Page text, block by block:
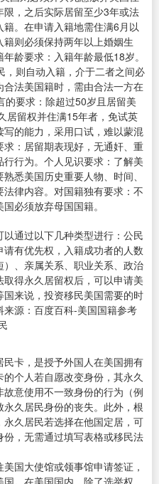
，之后实际居留至少3年或法
。在申请入籍地需住满6月以
则必须保持两年以上婚姻生
龄要求：入籍年龄最低18岁。
则自动入籍，介于二者之间必
法美国籍时，需由合法一方在
要求：除超过50岁且居留美
居留权并住满15年者，免试英
的能力，采用口试，难以蒙混
：居留期表现好，无通奸、重
行为。个人见识要求：了解美
悉美国历史重要人物、时间、
律内容。对国籍独有要求：不
必须放弃母国国籍。
通过以下几种类型进行：公民
有优先权，入籍成功者的人数
、亲属关系、职业关系、政治
得永久居留权后，可以申请美
来说，投资移民美国需要的时
源：百度百科-美国国籍参考
卡，是授予外国人在美国拥有
个人若自愿改变身份，其永久
意使用不一致身份的行为（例
久居民身份的丧失。此外，根
久居民若选择在他国定居，可
，无需通过填写表格或移民法
国大使馆或领事馆申请签证，